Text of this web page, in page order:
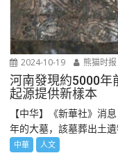
2024-10-19 熊猫时报
河南發現約5000
起源提供新樣本
【中华】《新華社》消
年的大墓，該墓葬出土
中華 人文